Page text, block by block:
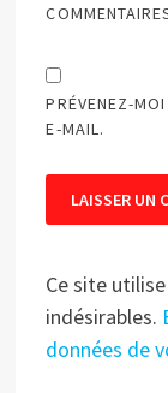
PRÉVENEZ-
E-MAIL.
Ce site
indésirables.
données de